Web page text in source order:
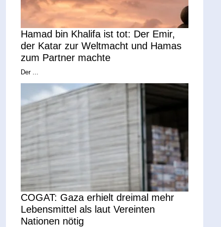
Hamad bin Khalifa ist tot: Der Emir,
der Katar zur Weltmacht und Hamas
zum Partner machte
Der ...
COGAT: Gaza erhielt dreimal mehr
Lebensmittel als laut Vereinten
Nationen nötig